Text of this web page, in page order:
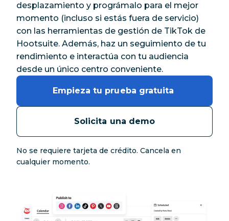
desplazamiento y prográmalo para el mejor
momento (incluso si estás fuera de servicio)
con las herramientas de gestión de TikTok de
Hootsuite. Además, haz un seguimiento de tu
rendimiento e interactúa con tu audiencia
desde un único centro conveniente.
Empieza tu prueba gratuita
Solicita una demo
No se requiere tarjeta de crédito. Cancela en
cualquier momento.